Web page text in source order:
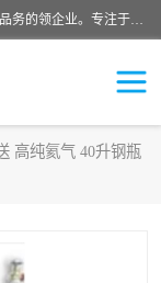
常州泳鑫气体有限公司是一家致力于为客户提供气体产品务的领企业。专注于环氧乙烷剂、环氧乙烷、高纯气体以及稀有和特种气体的研发、生产、销售和配送，产品广泛应用于医疗、电子、科研、化工、食品等多个领域。主要产品有：环氧乙烷灭菌剂，环氧乙烷，高纯氩，氮，氪，氙，氖，氘，笑，氦，氢，氧等各种稀有和特种气体。
高纯氦气 40升钢瓶